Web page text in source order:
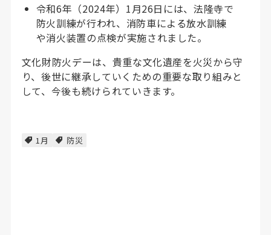
令和6年（2024年）1月26日には、法隆寺で
防火訓練が行われ、消防車による放水訓練
や消火装置の点検が実施されました。
文化財防火デーは、貴重な文化遺産を火災から守
り、後世に継承していくための重要な取り組みと
して、今後も続けられていきます。
1月 防災